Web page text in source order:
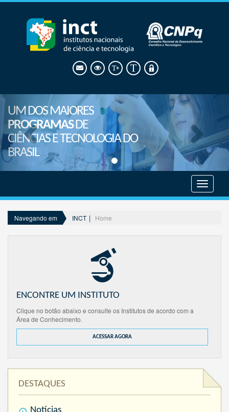
UM DOS MAIORES
PROGRAMASDE
CIÊNCIAS E TECNOLOGIA DO
BRASIL
menu
Navegando em INCT Home
ENCONTRE UM INSTITUTO
Clique no botão abaixo e consulte os Institutos de acordo com a
Área de Conhecimento.
ACESSAR AGORA
DESTAQUES